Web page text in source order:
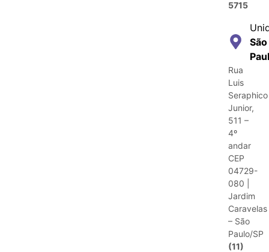
5715
São
Rua
Luis
Seraphico
Junior,
511 –
4º
andar
CEP
04729-
080 |
Jardim
Caravelas
– São
Paulo/SP
(11)